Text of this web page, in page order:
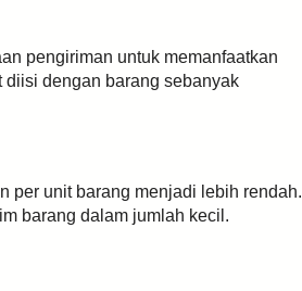
pengiriman untuk memanfaatkan
diisi dengan barang sebanyak
per unit barang menjadi lebih rendah.
barang dalam jumlah kecil.